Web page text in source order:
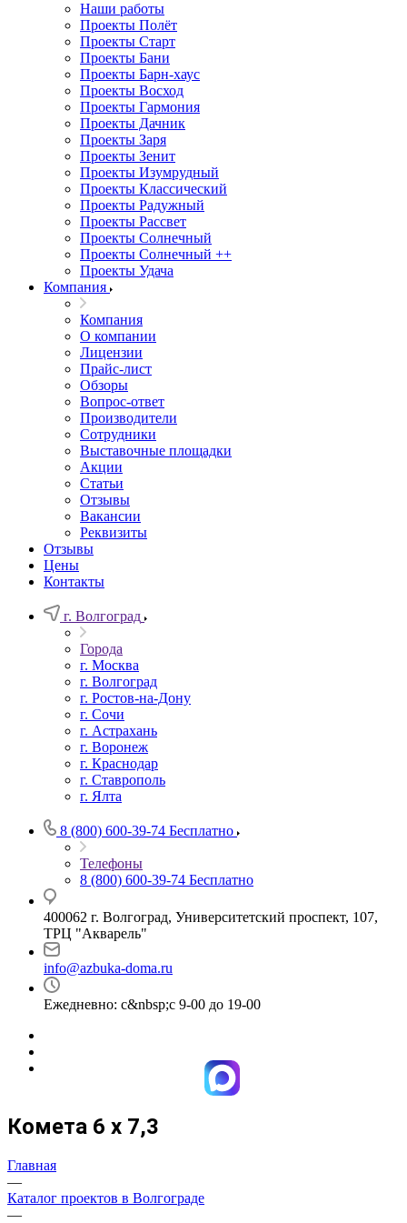
Наши работы
Проекты Полёт
Проекты Старт
Проекты Бани
Проекты Барн-хаус
Проекты Восход
Проекты Гармония
Проекты Дачник
Проекты Заря
Проекты Зенит
Проекты Изумрудный
Проекты Классический
Проекты Радужный
Проекты Рассвет
Проекты Солнечный
Проекты Солнечный ++
Проекты Удача
Компания
Компания
О компании
Лицензии
Прайс-лист
Обзоры
Вопрос-ответ
Производители
Сотрудники
Выставочные площадки
Акции
Статьи
Отзывы
Вакансии
Реквизиты
Отзывы
Цены
Контакты
г. Волгоград
Города
г. Москва
г. Волгоград
г. Ростов-на-Дону
г. Сочи
г. Астрахань
г. Воронеж
г. Краснодар
г. Ставрополь
г. Ялта
8 (800) 600-39-74 Бесплатно
Телефоны
8 (800) 600-39-74 Бесплатно
400062 г. Волгоград, Университетский проспект, 107,
ТРЦ "Акварель"
info@azbuka-doma.ru
Ежедневно: с&nbsp;с 9-00 до 19-00
Комета 6 х 7,3
Главная
—
Каталог проектов в Волгограде
—